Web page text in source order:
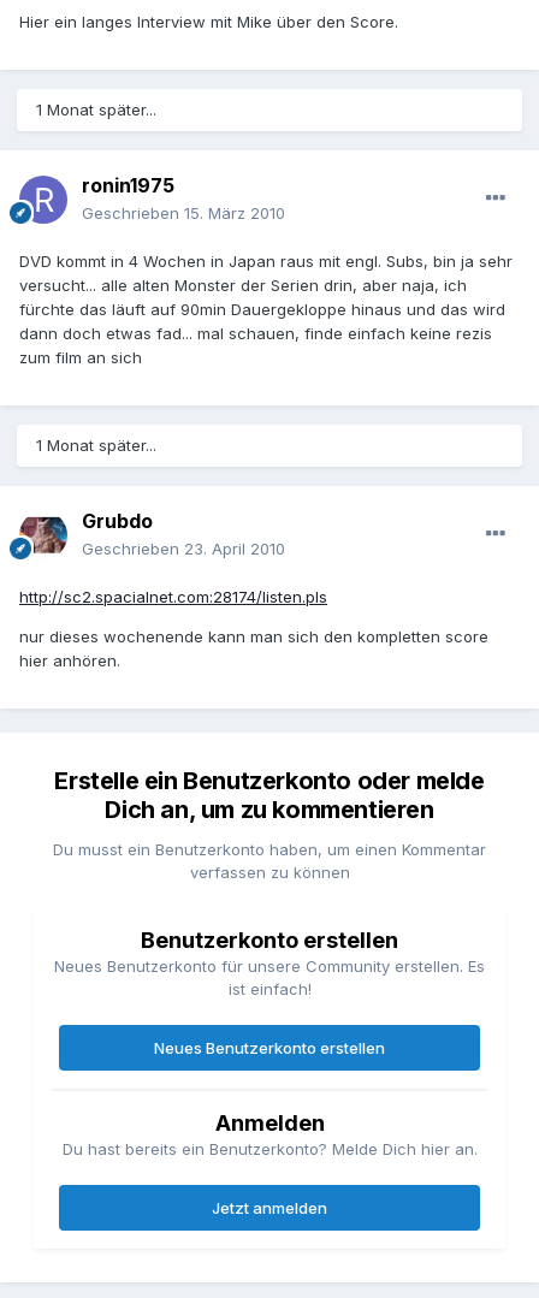
Hier ein langes Interview mit Mike über den Score.
1 Monat später...
ronin1975
Geschrieben 15. März 2010
DVD kommt in 4 Wochen in Japan raus mit engl. Subs, bin ja sehr
versucht... alle alten Monster der Serien drin, aber naja, ich
fürchte das läuft auf 90min Dauergekloppe hinaus und das wird
dann doch etwas fad... mal schauen, finde einfach keine rezis
zum film an sich
1 Monat später...
Grubdo
Geschrieben 23. April 2010
http://sc2.spacialnet.com:28174/listen.pls
nur dieses wochenende kann man sich den kompletten score
hier anhören.
Erstelle ein Benutzerkonto oder melde
Dich an, um zu kommentieren
Du musst ein Benutzerkonto haben, um einen Kommentar
verfassen zu können
Benutzerkonto erstellen
Neues Benutzerkonto für unsere Community erstellen. Es
ist einfach!
Neues Benutzerkonto erstellen
Anmelden
Du hast bereits ein Benutzerkonto? Melde Dich hier an.
Jetzt anmelden